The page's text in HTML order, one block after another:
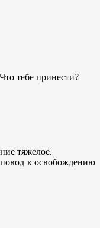
тебе принести?
тяжелое.
повод к освобождению